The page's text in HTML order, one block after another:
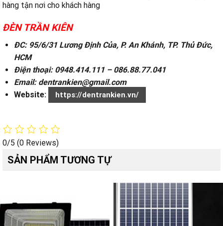
hàng tận nơi cho khách hàng
ĐÈN TRẦN KIÊN
ĐC: 95/6/31 Lương Định Của, P. An Khánh, TP. Thủ Đức,
HCM
Điện thoại: 0948.414.111 – 086.88.77.041
Email: dentrankien@gmail.com
Website:
https://dentrankien.vn/
0/5 (0 Reviews)
SẢN PHẨM TƯƠNG TỰ